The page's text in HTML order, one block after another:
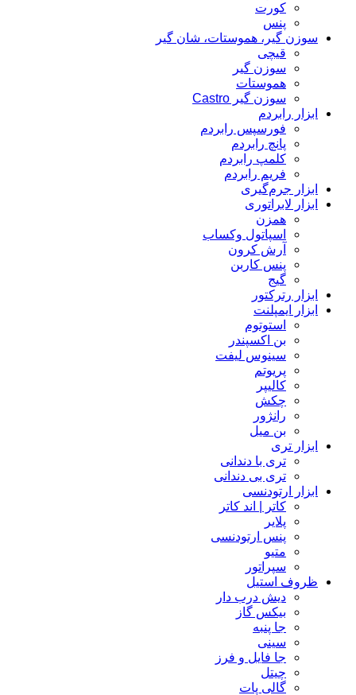
کورت
پنس
سوزن گیر، هموستات، شان گیر
قیچی
سوزن گیر
هموستات
سوزن گیر Castro
ابزار رابردم
فورسپس رابردم
پانچ رابردم
کلمپ رابردم
فریم رابردم
ابزار جرم‌گیری
ابزار لابراتوری
همزن
اسپاتول وکساب
آرش کرون
پنس کاربن
گیج
ابزار رترکتور
ابزار ایمپلنت
استوتوم
بن اکسپندر
سینوس لیفت
پریوتم
کالیپر
چکش
رانژور
بن میل
ابزار تری
تری با دندانی
تری بی دندانی
ابزار ارتودنسی
کاتر | اند کاتر
پلایر
پنس ارتودنسی
متیو
سپراتور
ظروف استیل
دیش درب دار
بیکس گاز
جا پنبه
سینی
جا فایل و فرز
چیتل
گالی پات